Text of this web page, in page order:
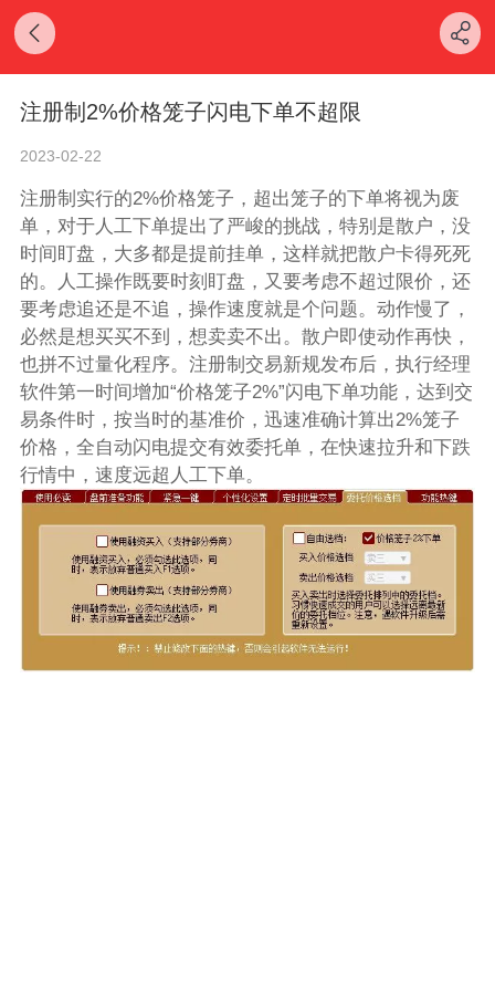
注册制2%价格笼子闪电下单不超限
2023-02-22
注册制实行的2%价格笼子，超出笼子的下单将视为废
单，对于人工下单提出了严峻的挑战，特别是散户，没
时间盯盘，大多都是提前挂单，这样就把散户卡得死死
的。人工操作既要时刻盯盘，又要考虑不超过限价，还
要考虑追还是不追，操作速度就是个问题。动作慢了，
必然是想买买不到，想卖卖不出。散户即使动作再快，
也拼不过量化程序。注册制交易新规发布后，执行经理
软件第一时间增加“价格笼子2%”闪电下单功能，达到交
易条件时，按当时的基准价，迅速准确计算出2%笼子
价格，全自动闪电提交有效委托单，在快速拉升和下跌
行情中，速度远超人工下单。